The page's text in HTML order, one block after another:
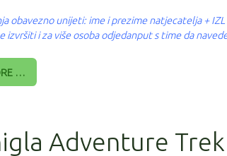
obavezno unijeti: ime i prezime natjecatelja + IZL
izvršiti i za više osoba odjedanput s time da
…
Adventure